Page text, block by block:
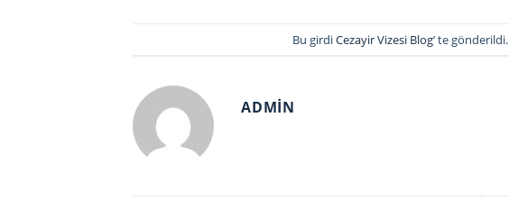
Bu girdiCezayir Vizesi Blog’ te gönderildi.
ADMIN